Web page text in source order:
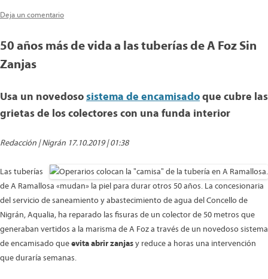
Deja un comentario
50 años más de vida a las tuberías de A Foz Sin
Zanjas
Usa un novedososistema de encamisadoque cubre las
grietas de los colectores con una funda interior
Redacción | Nigrán 17.10.2019 | 01:38
Las tuberías
de A Ramallosa «mudan» la piel para durar otros 50 años. La concesionaria
del servicio de saneamiento y abastecimiento de agua del Concello de
Nigrán, Aqualia, ha reparado las fisuras de un colector de 50 metros que
generaban vertidos a la marisma de A Foz a través de un novedoso sistema
de encamisado queevita abrir zanjasy reduce a horas una intervención
que duraría semanas.